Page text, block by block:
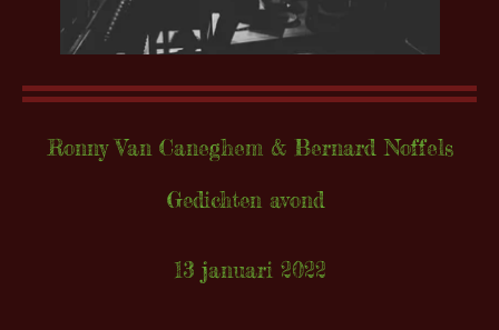
Ronny Van Caneghem & Bernard Noffels
Gedichten avond
13 januari 2022